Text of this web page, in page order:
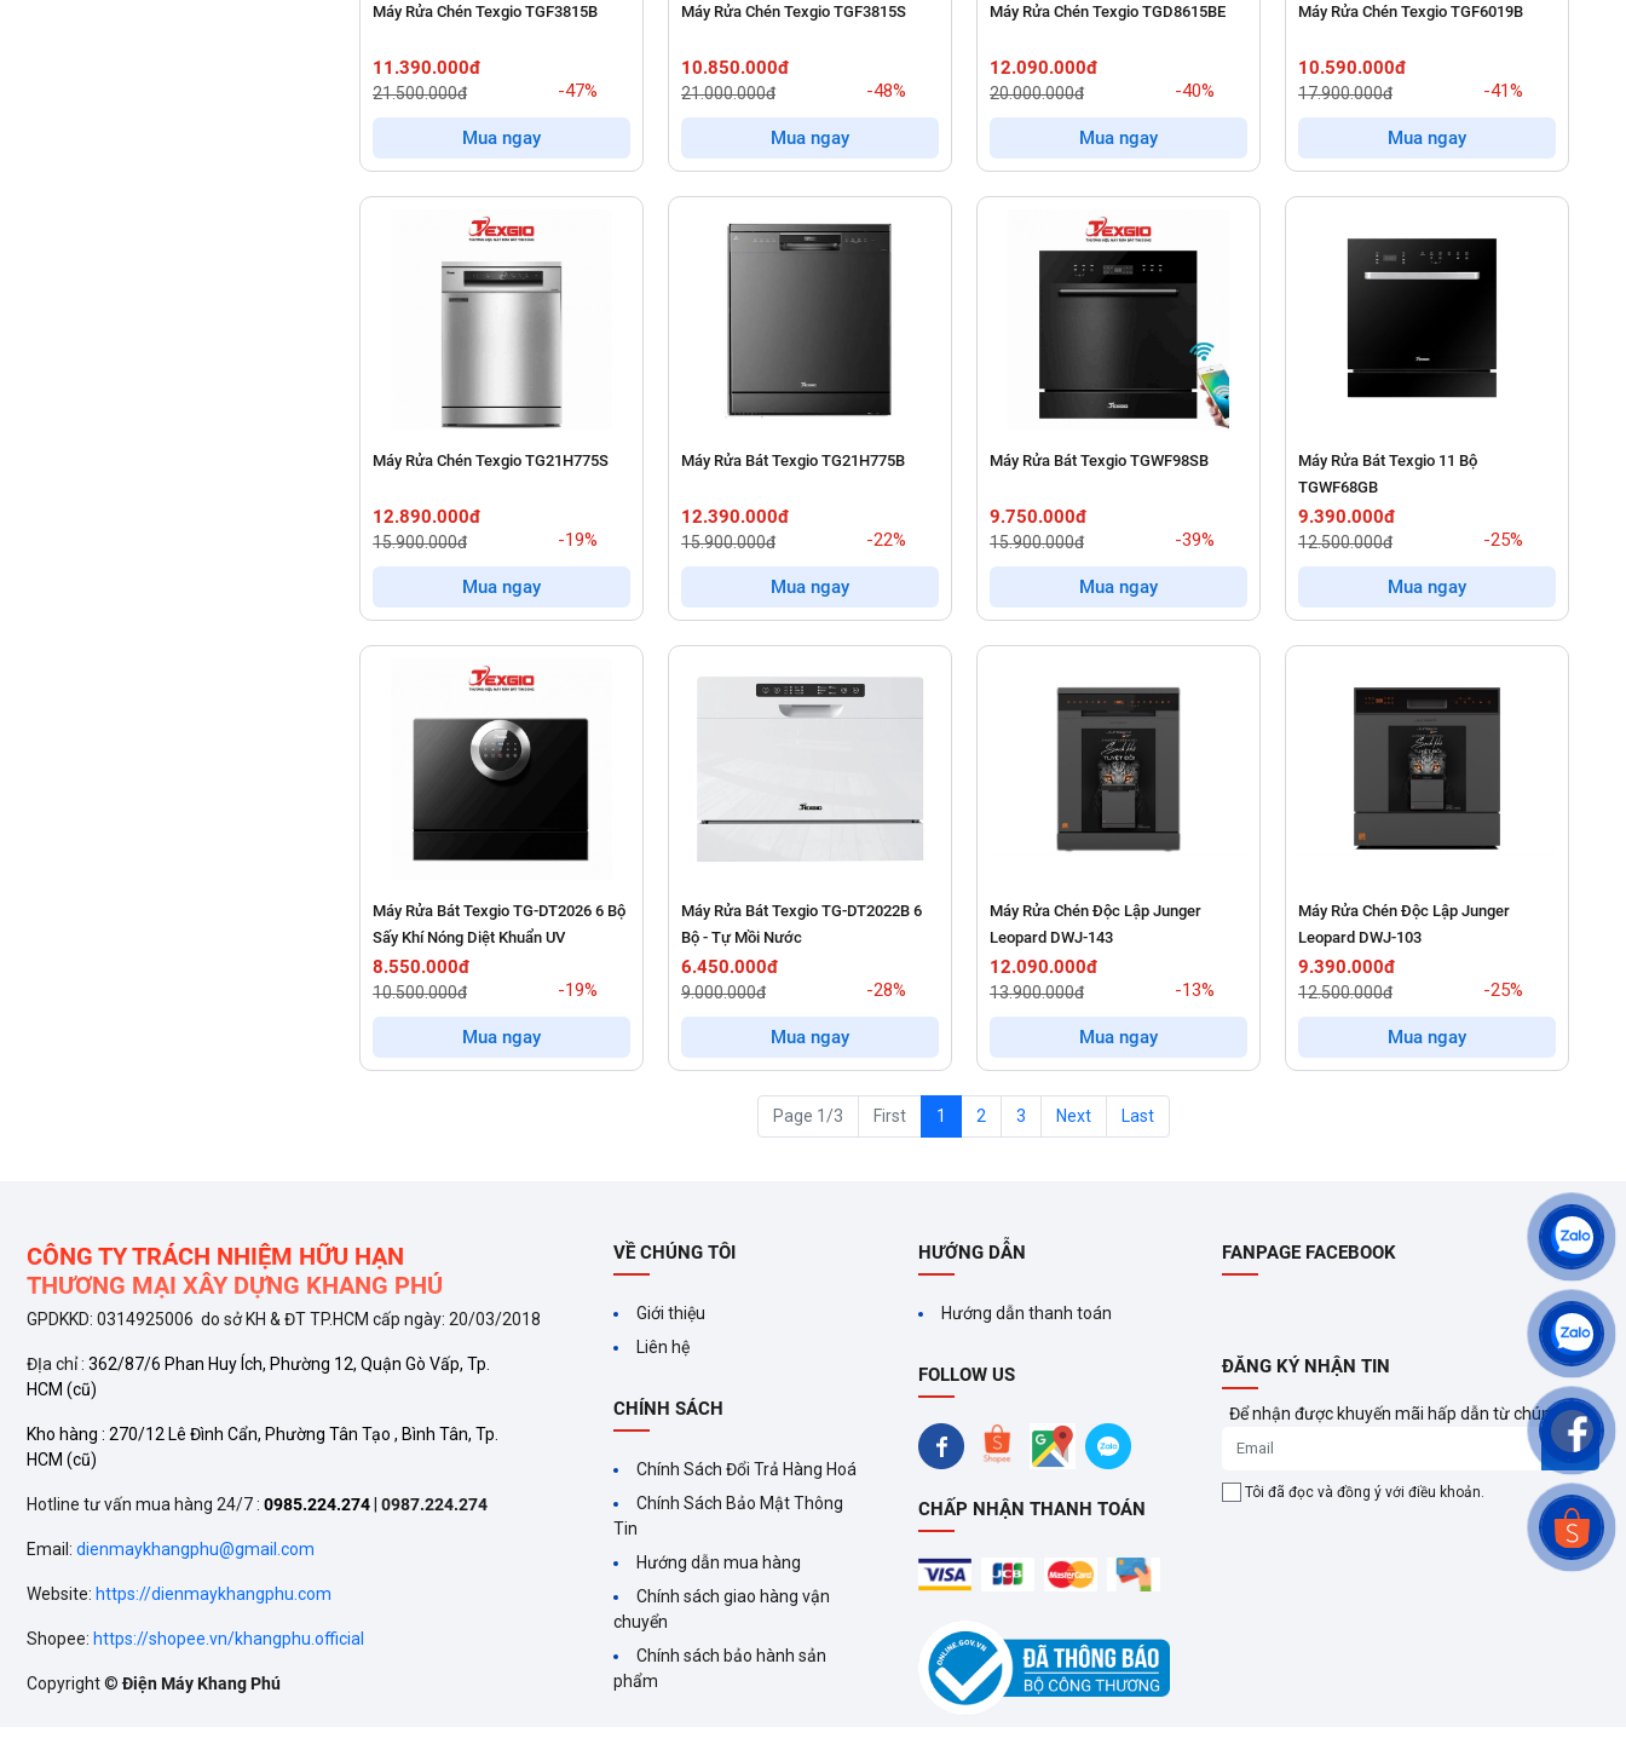
Máy Rửa Chén Texgio TGF3815B
11.390.000đ
21.500.000đ -47%
Mua ngay
Máy Rửa Chén Texgio TGF3815S
10.850.000đ
21.000.000đ -48%
Mua ngay
Máy Rửa Chén Texgio TGD8615BE
12.090.000đ
20.000.000đ -40%
Mua ngay
Máy Rửa Chén Texgio TGF6019B
10.590.000đ
17.900.000đ -41%
Mua ngay
Máy Rửa Chén Texgio TG21H775S
12.890.000đ
15.900.000đ -19%
Mua ngay
Máy Rửa Bát Texgio TG21H775B
12.390.000đ
15.900.000đ -22%
Mua ngay
Máy Rửa Bát Texgio TGWF98SB
9.750.000đ
15.900.000đ -39%
Mua ngay
Máy Rửa Bát Texgio 11 Bộ
TGWF68GB
9.390.000đ
12.500.000đ -25%
Mua ngay
Máy Rửa Bát Texgio TG-DT2026 6 Bộ
Sấy Khí Nóng Diệt Khuẩn UV
8.550.000đ
10.500.000đ -19%
Mua ngay
Máy Rửa Bát Texgio TG-DT2022B 6
Bộ - Tự Mồi Nước
6.450.000đ
9.000.000đ -28%
Mua ngay
Máy Rửa Chén Độc Lập Junger
Leopard DWJ-143
12.090.000đ
13.900.000đ -13%
Mua ngay
Máy Rửa Chén Độc Lập Junger
Leopard DWJ-103
9.390.000đ
12.500.000đ -25%
Mua ngay
Page 1/3 First 1 2 3 Next Last
CÔNG TY TRÁCH NHIỆM HỮU HẠN
THƯƠNG MẠI XÂY DỰNG KHANG PHÚ
GPDKKD: 0314925006 do sở KH & ĐT TP.HCM cấp ngày: 20/03/2018
ĐỊa chỉ : 362/87/6 Phan Huy Ích, Phường 12, Quận Gò Vấp, Tp.
HCM (cũ)
Kho hàng : 270/12 Lê Đình Cẩn, Phường Tân Tạo , Bình Tân, Tp.
HCM (cũ)
Hotline tư vấn mua hàng 24/7 : 0985.224.274 0987.224.274
Email: dienmaykhangphu@gmail.com
Website: https://dienmaykhangphu.com
Shopee: https://shopee.vn/khangphu.official
Copyright ©Điện Máy Khang Phú
VỀ CHÚNG TÔI
Giới thiệu
Liên hệ
CHÍNH SÁCH
Chính Sách Đổi Trả Hàng Hoá
Chính Sách Bảo Mật Thông
Tin
Hướng dẫn mua hàng
Chính sách giao hàng vận
chuyển
Chính sách bảo hành sản
phẩm
HƯỚNG DẪN
Hướng dẫn thanh toán
FOLLOW US
CHẤP NHẬN THANH TOÁN
FANPAGE FACEBOOK
ĐĂNG KÝ NHẬN TIN
Để nhận được khuyến mãi hấp dẫn từ chúng tôi?
Tôi đã đọc và đồng ý với điều khoản.